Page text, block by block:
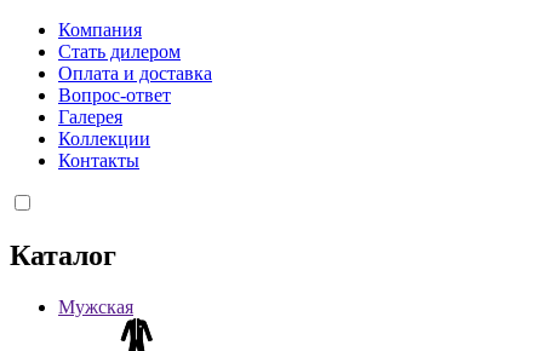
Компания
Стать дилером
Оплата и доставка
Вопрос-ответ
Галерея
Коллекции
Контакты
Каталог
Мужская